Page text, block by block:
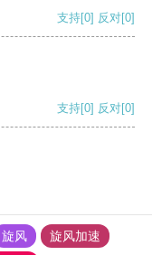
支持[0] 反对[0]
支持[0] 反对[0]
旋风
旋风加速